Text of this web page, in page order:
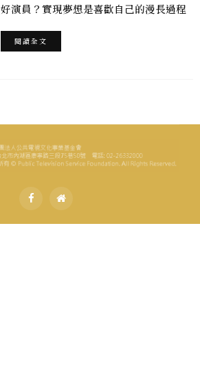
好演員？實現夢想是喜歡自己的漫長過程
閱讀全文